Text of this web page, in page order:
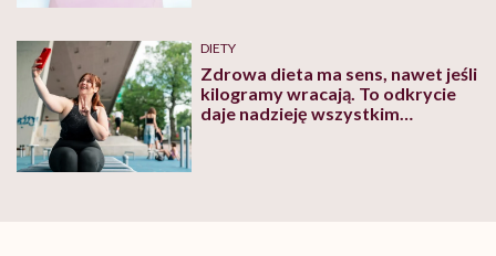
DIETY
Zdrowa dieta ma sens, nawet jeśli
kilogramy wracają. To odkrycie
daje nadzieję wszystkim